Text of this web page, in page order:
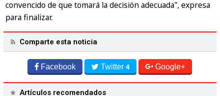
convencido de que tomará la decisión adecuada", expresa
para finalizar.
Comparte esta noticia
Facebook Twitter4 Google+
Artículos recomendados